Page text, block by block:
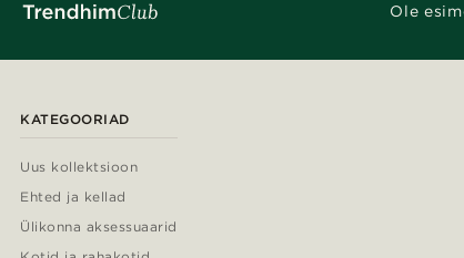
Ole
KATEGOORIAD
Uus kollektsioon
Ehted ja kellad
Ülikonna aksessuaarid